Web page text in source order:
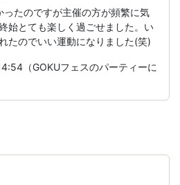
ったのですが主催の方が頻繁に気
始とても楽しく過ごせました。い
たのでいい運動になりました(笑)
（GOKUフェスのパーティーに